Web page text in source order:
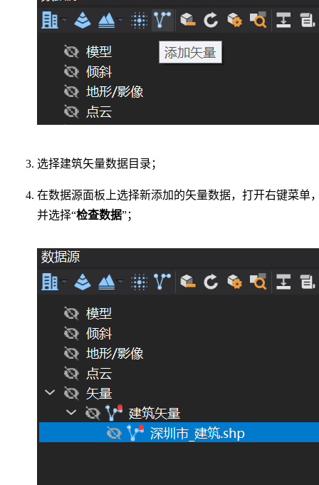
选择建筑矢量数据目录；
在数据源面板上选择新添加的矢量数据，打开右键菜单
并选择“检查数据”；